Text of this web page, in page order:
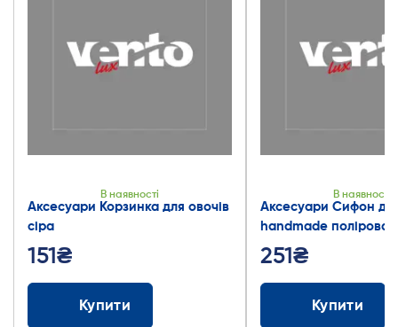
В наявності
Аксесуари Корзинка для овочів
сіра
151₴
Купити
В наявності
Аксесуари Сифон
handmade
251₴
Купити